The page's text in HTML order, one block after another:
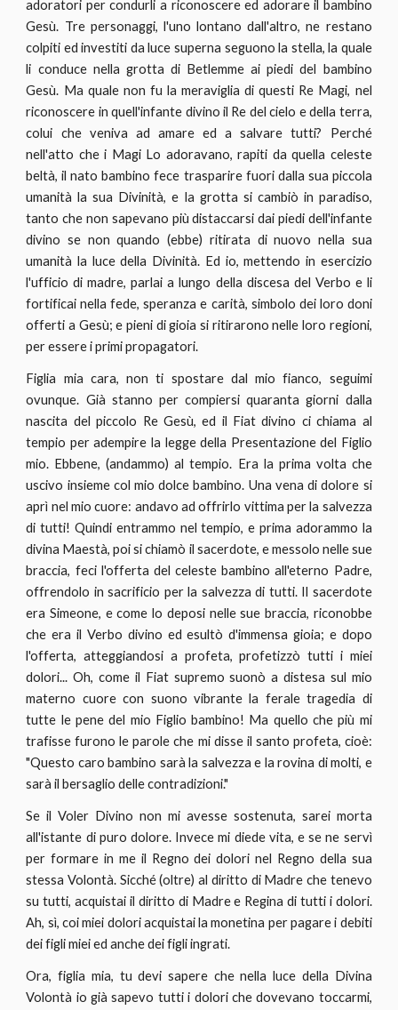
adoratori per condurli a riconoscere ed adorare il bambino
Gesù. Tre personaggi, l'uno lontano dall'altro, ne restano
colpiti ed investiti da luce superna seguono la stella, la quale
li conduce nella grotta di Betlemme ai piedi del bambino
Gesù. Ma quale non fu la meraviglia di questi Re Magi, nel
riconoscere in quell'infante divino il Re del cielo e della terra,
colui che veniva ad amare ed a salvare tutti? Perché
nell'atto che i Magi Lo adoravano, rapiti da quella celeste
beltà, il nato bambino fece trasparire fuori dalla sua piccola
umanità la sua Divinità, e la grotta si cambiò in paradiso,
tanto che non sapevano più distaccarsi dai piedi dell'infante
divino se non quando (ebbe) ritirata di nuovo nella sua
umanità la luce della Divinità. Ed io, mettendo in esercizio
l'ufficio di madre, parlai a lungo della discesa del Verbo e li
fortificai nella fede, speranza e carità, simbolo dei loro doni
offerti a Gesù; e pieni di gioia si ritirarono nelle loro regioni,
per essere i primi propagatori.
Figlia mia cara, non ti spostare dal mio fianco, seguimi
ovunque. Già stanno per compiersi quaranta giorni dalla
nascita del piccolo Re Gesù, ed il Fiat divino ci chiama al
tempio per adempire la legge della Presentazione del Figlio
mio. Ebbene, (andammo) al tempio. Era la prima volta che
uscivo insieme col mio dolce bambino. Una vena di dolore si
aprì nel mio cuore: andavo ad offrirlo vittima per la salvezza
di tutti! Quindi entrammo nel tempio, e prima adorammo la
divina Maestà, poi si chiamò il sacerdote, e messolo nelle sue
braccia, feci l'offerta del celeste bambino all'eterno Padre,
offrendolo in sacrificio per la salvezza di tutti. Il sacerdote
era Simeone, e come lo deposi nelle sue braccia, riconobbe
che era il Verbo divino ed esultò d'immensa gioia; e dopo
l'offerta, atteggiandosi a profeta, profetizzò tutti i miei
dolori... Oh, come il Fiat supremo suonò a distesa sul mio
materno cuore con suono vibrante la ferale tragedia di
tutte le pene del mio Figlio bambino! Ma quello che più mi
trafisse furono le parole che mi disse il santo profeta, cioè:
"Questo caro bambino sarà la salvezza e la rovina di molti, e
sarà il bersaglio delle contradizioni."
Se il Voler Divino non mi avesse sostenuta, sarei morta
all'istante di puro dolore. Invece mi diede vita, e se ne servì
per formare in me il Regno dei dolori nel Regno della sua
stessa Volontà. Sicché (oltre) al diritto di Madre che tenevo
su tutti, acquistai il diritto di Madre e Regina di tutti i dolori.
Ah, sì, coi miei dolori acquistai la monetina per pagare i debiti
dei figli miei ed anche dei figli ingrati.
Ora, figlia mia, tu devi sapere che nella luce della Divina
Volontà io già sapevo tutti i dolori che dovevano toccarmi,